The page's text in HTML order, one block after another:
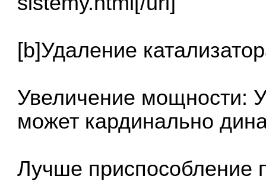
[b]Удаление
Увеличение мощности:
может кардинально
Лучше приспособление